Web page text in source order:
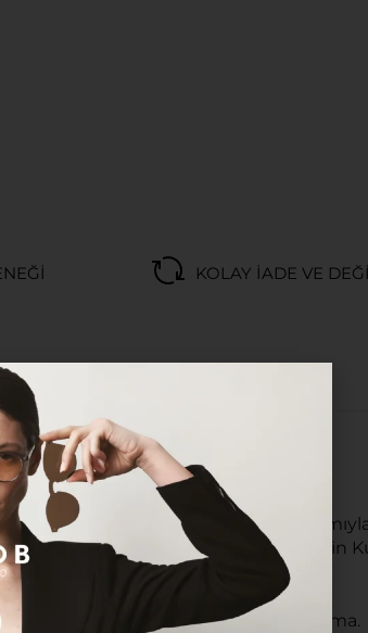
KOLAY İADE VE
Marka
Kol Saati , İki Renkli Göz Alıcı
Günlük Hem De Özel Kombinler İçin
Hassasiyetli Ve Güvenilir Mekanizma.